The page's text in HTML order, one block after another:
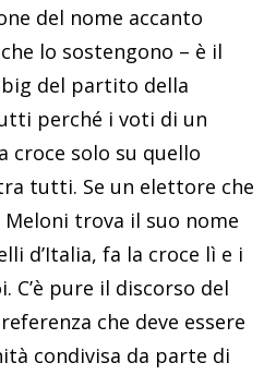
del nome accanto
lo sostengono – è il
del partito della
perché i voti di un
croce solo su quello
tutti. Se un elettore che
trova il suo nome
d’Italia, fa la croce lì e i
pure il discorso del
che deve essere
condivisa da parte di